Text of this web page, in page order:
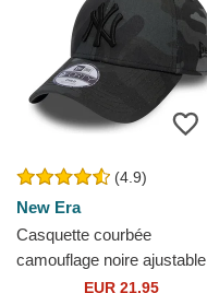
(4.9)
New Era
Casquette courbée
camouflage noire ajustable
pour enfant avec logo noir
EUR 21,95